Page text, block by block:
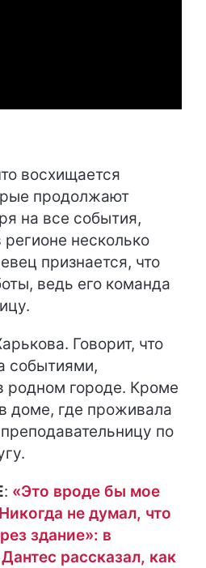
восхищается
продолжают
на все события,
несколько
признается, что
ведь его команда
Говорит, что
событиями,
родном городе. Кроме
доме, где проживала
по
: «Это вроде бы мое
не думал, что
здание»: в
рассказал, как